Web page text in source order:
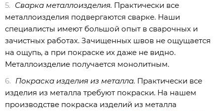
Сварка металлоизделия. Практически все
металлоизделия подвергаются сварке. Наши
специалисты имеют большой опыт в сварочных и
зачистных работах. Зачищенных швов не ощущается
на ощупь, а при покраске их даже не видно.
Металлоизделие получается монолитным.
Покраска изделия из металла. Практически все
изделия из металла требуют покраски. На нашем
производстве покраска изделий из металла